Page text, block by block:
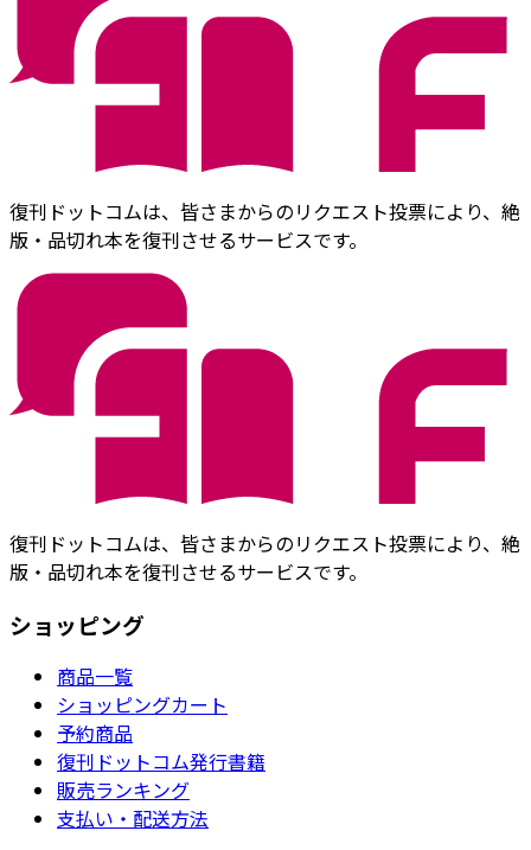
復刊ドットコムは、皆さまからのリクエスト投票により、絶
版・品切れ本を復刊させるサービスです。
復刊ドットコムは、皆さまからのリクエスト投票により、絶
版・品切れ本を復刊させるサービスです。
ショッピング
商品一覧
ショッピングカート
予約商品
復刊ドットコム発行書籍
販売ランキング
支払い・配送方法